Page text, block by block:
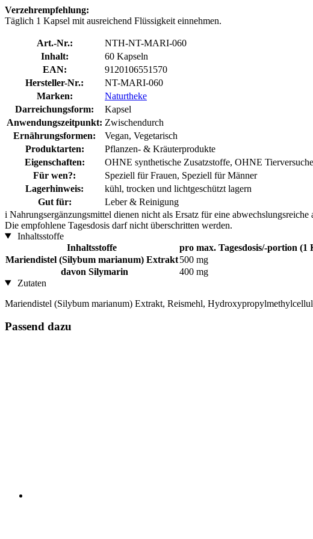
Verzehrempfehlung:
Täglich 1 Kapsel mit ausreichend Flüssigkeit einnehmen.
Art.-Nr.:
NTH-NT-MARI-060
Inhalt:
60 Kapseln
EAN:
9120106551570
Hersteller-Nr.:
NT-MARI-060
Marken:
Naturtheke
Darreichungsform:
Kapsel
Anwendungszeitpunkt: Zwischendurch
Ernährungsformen:
Vegan, Vegetarisch
Produktarten:
Pflanzen- & Kräuterprodukte
Eigenschaften:
OHNE synthetische Zusatzstoffe, OHNE
Für wen?:
Speziell für Frauen, Speziell für Männer
Lagerhinweis:
kühl, trocken und lichtgeschützt lagern
Gut für:
Leber & Reinigung
i Nahrungsergänzungsmittel dienen nicht als Ersatz für eine
Die empfohlene Tagesdosis darf nicht überschritten werden.
Inhaltsstoffe
Inhaltsstoffe
pro max. Tagesdosis/-portion (1
Mariendistel (Silybum marianum) Extrakt500 mg
davon Silymarin
400 mg
Zutaten
Mariendistel (Silybum marianum) Extrakt, Reismehl,
Passend dazu